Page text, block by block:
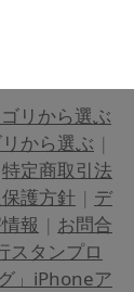
リから選ぶ
から選ぶ |
特定商取引法
護方針 | デ
報 | お問合
スタンプロ
」iPhoneア